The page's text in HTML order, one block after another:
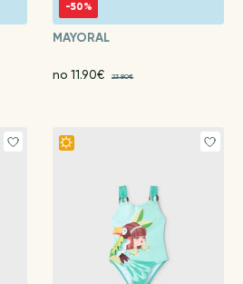
-50%
MAYORAL
no 11.90€ 23.80€